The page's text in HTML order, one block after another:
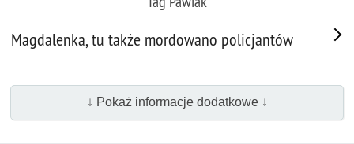
Magdalenka, tu także mordowano policjantów
↓ Pokaż informacje dodatkowe ↓